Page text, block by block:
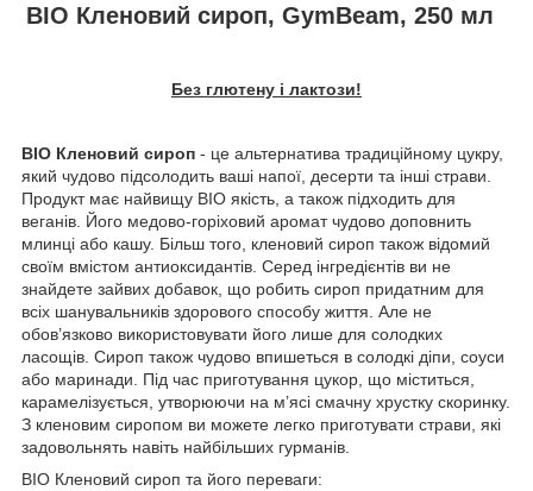
BIO Кленовий сироп, GymBeam, 250 мл
Без глютену і лактози!
BIO Кленовий сироп - це альтернатива традиційному цукру,
який чудово підсолодить ваші напої, десерти та інші страви.
Продукт має найвищу BIO якість, а також підходить для
веганів. Його медово-горіховий аромат чудово доповнить
млинці або кашу. Більш того, кленовий сироп також відомий
своїм вмістом антиоксидантів. Серед інгредієнтів ви не
знайдете зайвих добавок, що робить сироп придатним для
всіх шанувальників здорового способу життя. Але не
обов’язково використовувати його лише для солодких
ласощів. Сироп також чудово впишеться в солодкі діпи, соуси
або маринади. Під час приготування цукор, що міститься,
карамелізується, утворюючи на м’ясі смачну хрустку скоринку.
З кленовим сиропом ви можете легко приготувати страви, які
задовольнять навіть найбільших гурманів.
BIO Кленовий сироп та його переваги: